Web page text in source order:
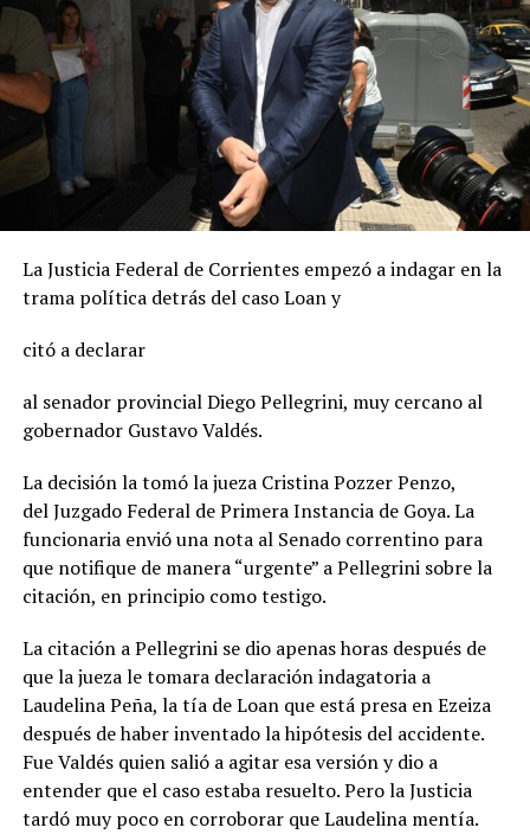
La Justicia Federal de Corrientes empezó a indagar en la
trama política detrás del caso Loan y
citó a declarar
al senador provincial Diego Pellegrini, muy cercano al
gobernador Gustavo Valdés.
La decisión la tomó la jueza Cristina Pozzer Penzo,
del Juzgado Federal de Primera Instancia de Goya. La
funcionaria envió una nota al Senado correntino para
que notifique de manera “urgente” a Pellegrini sobre la
citación, en principio como testigo.
La citación a Pellegrini se dio apenas horas después de
que la jueza le tomara declaración indagatoria a
Laudelina Peña, la tía de Loan que está presa en Ezeiza
después de haber inventado la hipótesis del accidente.
Fue Valdés quien salió a agitar esa versión y dio a
entender que el caso estaba resuelto. Pero la Justicia
tardó muy poco en corroborar que Laudelina mentía.